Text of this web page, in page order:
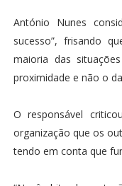
António Nunes
sucesso”, frisando
maioria das
proximidade e não o
O responsável
organização que os
tendo em conta que